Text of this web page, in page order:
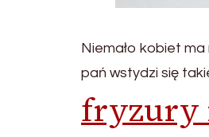
Niemało kobiet
pań wstydzi się
fryzury